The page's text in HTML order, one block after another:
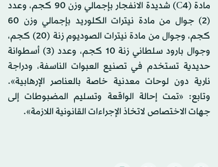
مادة (C4) شديدة الانفجار بإجمالي وزن 90 كجم، وعدد
(2) جوال من مادة نيترات الكلوريد بإجمالي وزن 60
كجم، وجوال من مادة نيترات الصوديوم زنة (20) كجم،
وجوال بارود سلطاني زنة 10 كجم، وعدد (3) أسطوانة
حديدية تستخدم في تصنيع العبوات الناسفة، ودراجة
نارية دون لوحات معدنية خاصة بالعناصر الإرهابية».
وتابع: «تمت إحالة الواقعة وتسليم المضبوطات إلى
جهات الاختصاص لاتخاذ الإجراءات القانونية اللازمة».